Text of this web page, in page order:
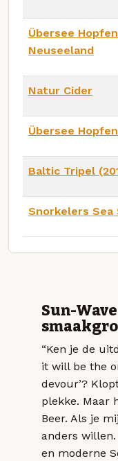
Übersee
Neuseeland
Natur Cider
Übersee
Baltic Tripel
Snorkelers Sea
Sun-
“Ken je de
it will be the
devour’?
plekke. Maar
Beer. Als je
anders
en moderne